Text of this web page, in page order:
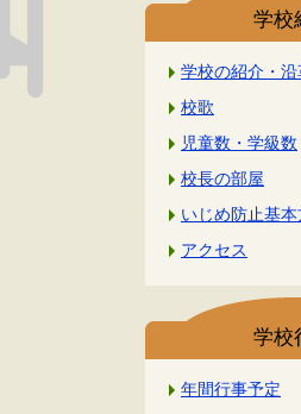
学校
学校の紹介・沿
校歌
児童数・学級数
校長の部屋
いじめ防止基
アクセス
学校
年間行事予定